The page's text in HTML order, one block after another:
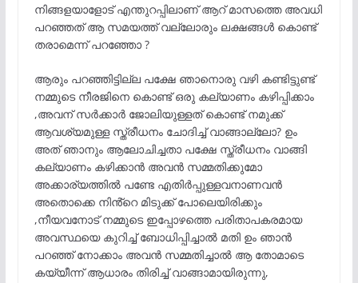
നിങ്ങളയാളോട് എന്തുറപ്പിലാണ് ആറ് മാസത്തെ അവധി
പറഞ്ഞത് ആ സമയത്ത് വല്ലോരും ലക്ഷങ്ങൾ കൊണ്ട്
തരാമെന്ന് പറഞ്ഞോ ?
ആരും പറഞ്ഞിട്ടില്ല പക്ഷേ ഞാനൊരു വഴി കണ്ടിട്ടുണ്ട്
നമ്മുടെ നീരജിനെ കൊണ്ട് ഒരു കല്യാണം കഴിപ്പിക്കാം
,അവന് സർക്കാർ ജോലിയുള്ളത് കൊണ്ട് നമുക്ക്
ആവശ്യമുള്ള സ്ത്രീധനം ചോദിച്ച് വാങ്ങാല്ലോ? ഉം
അത് ഞാനും ആലോചിച്ചതാ പക്ഷേ സ്ത്രീധനം വാങ്ങി
കല്യാണം കഴിക്കാൻ അവൻ സമ്മതിക്കുമോ
അക്കാര്യത്തിൽ പണ്ടേ എതിർപ്പുള്ളവനാണവൻ
അതൊക്കെ നിൻ്റെ മിടുക്ക് പോലെയിരിക്കും
,നീയവനോട് നമ്മുടെ ഇപ്പോഴത്തെ പരിതാപകരമായ
അവസ്ഥയെ കുറിച്ച് ബോധിപ്പിച്ചാൽ മതി ഉം ഞാൻ
പറഞ്ഞ് നോക്കാം അവൻ സമ്മതിച്ചാൽ ആ തോമാടെ
കയ്യീന്ന് ആധാരം തിരിച്ച് വാങ്ങാമായിരുന്നു,